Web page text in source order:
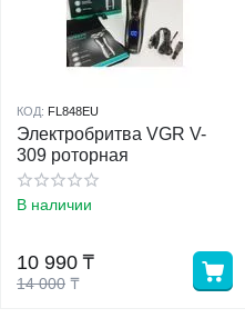
КОД: FL848EU
Электробритва VGR V-
309 роторная
В наличии
14 000 ₸
10 990 ₸